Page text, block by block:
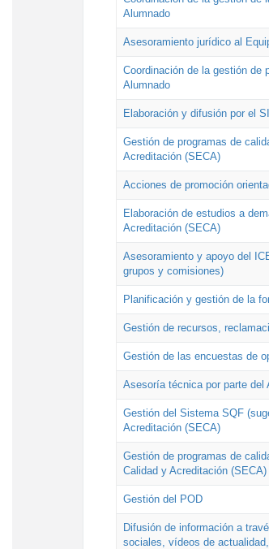
Alumnado
Asesoramiento jurídico al
Coordinación de la gestión de
Alumnado
Elaboración y difusión por el
Gestión de programas de
Acreditación (SECA)
Acciones de promoción
Elaboración de estudios a
Acreditación (SECA)
Asesoramiento y apoyo del
grupos y comisiones)
Planificación y gestión de la
Gestión de recursos,
Gestión de las encuestas de
Asesoría técnica por parte del
Gestión del Sistema SQF
Acreditación (SECA)
Gestión de programas de
Calidad y Acreditación (SECA)
Gestión del POD
Difusión de información a
sociales, vídeos de